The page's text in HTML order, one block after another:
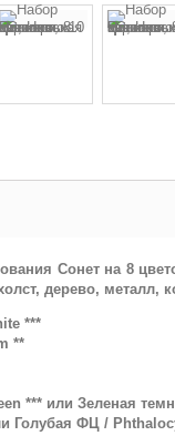
Сонет на 8
дерево,
***
**
*** или Зеленая
Голубая ФЦ /